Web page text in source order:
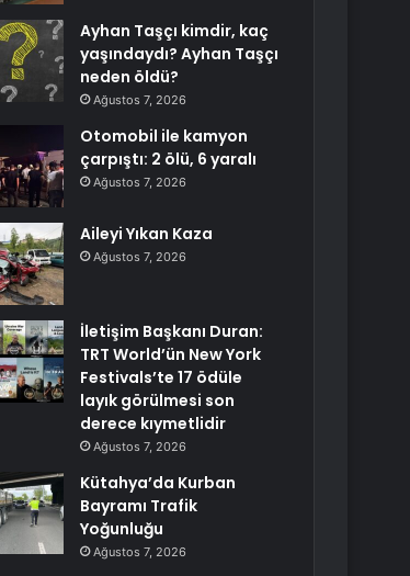
Ayhan Taşçı kimdir, kaç
yaşındaydı? Ayhan Taşçı
neden öldü?
Ağustos 7, 2026
Otomobil ile kamyon
çarpıştı: 2 ölü, 6 yaralı
Ağustos 7, 2026
Aileyi Yıkan Kaza
Ağustos 7, 2026
İletişim Başkanı Duran:
TRT World’ün New York
Festivals’te 17 ödüle
layık görülmesi son
derece kıymetlidir
Ağustos 7, 2026
Kütahya’da Kurban
Bayramı Trafik
Yoğunluğu
Ağustos 7, 2026